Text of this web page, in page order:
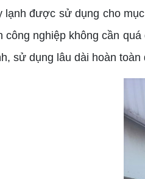
được sử dụng cho mục
công nghiệp không cần
sử dụng lâu dài hoàn